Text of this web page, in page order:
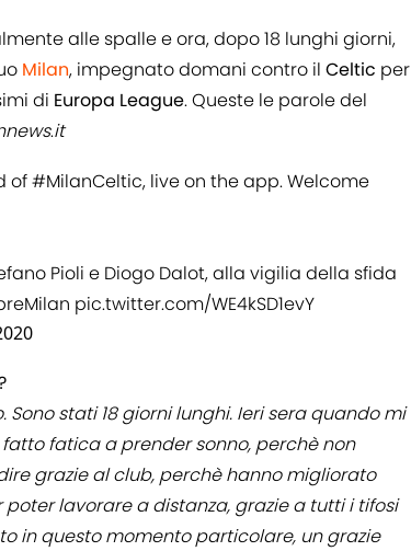
alle spalle e ora, dopo 18 lunghi giorni,
Milan, impegnato domani contro il Celtic per
di Europa League. Queste le parole del
.it
of#MilanCeltic, live on the app. Welcome
Pioli e Diogo Dalot, alla vigilia della sfida
pic.twitter.com/WE4kSD1evY
stati 18 giorni lunghi. Ieri sera quando mi
fatica a prender sonno, perchè non
grazie al club, perchè hanno migliorato
lavorare a distanza, grazie a tutti i tifosi
in questo momento particolare, un grazie